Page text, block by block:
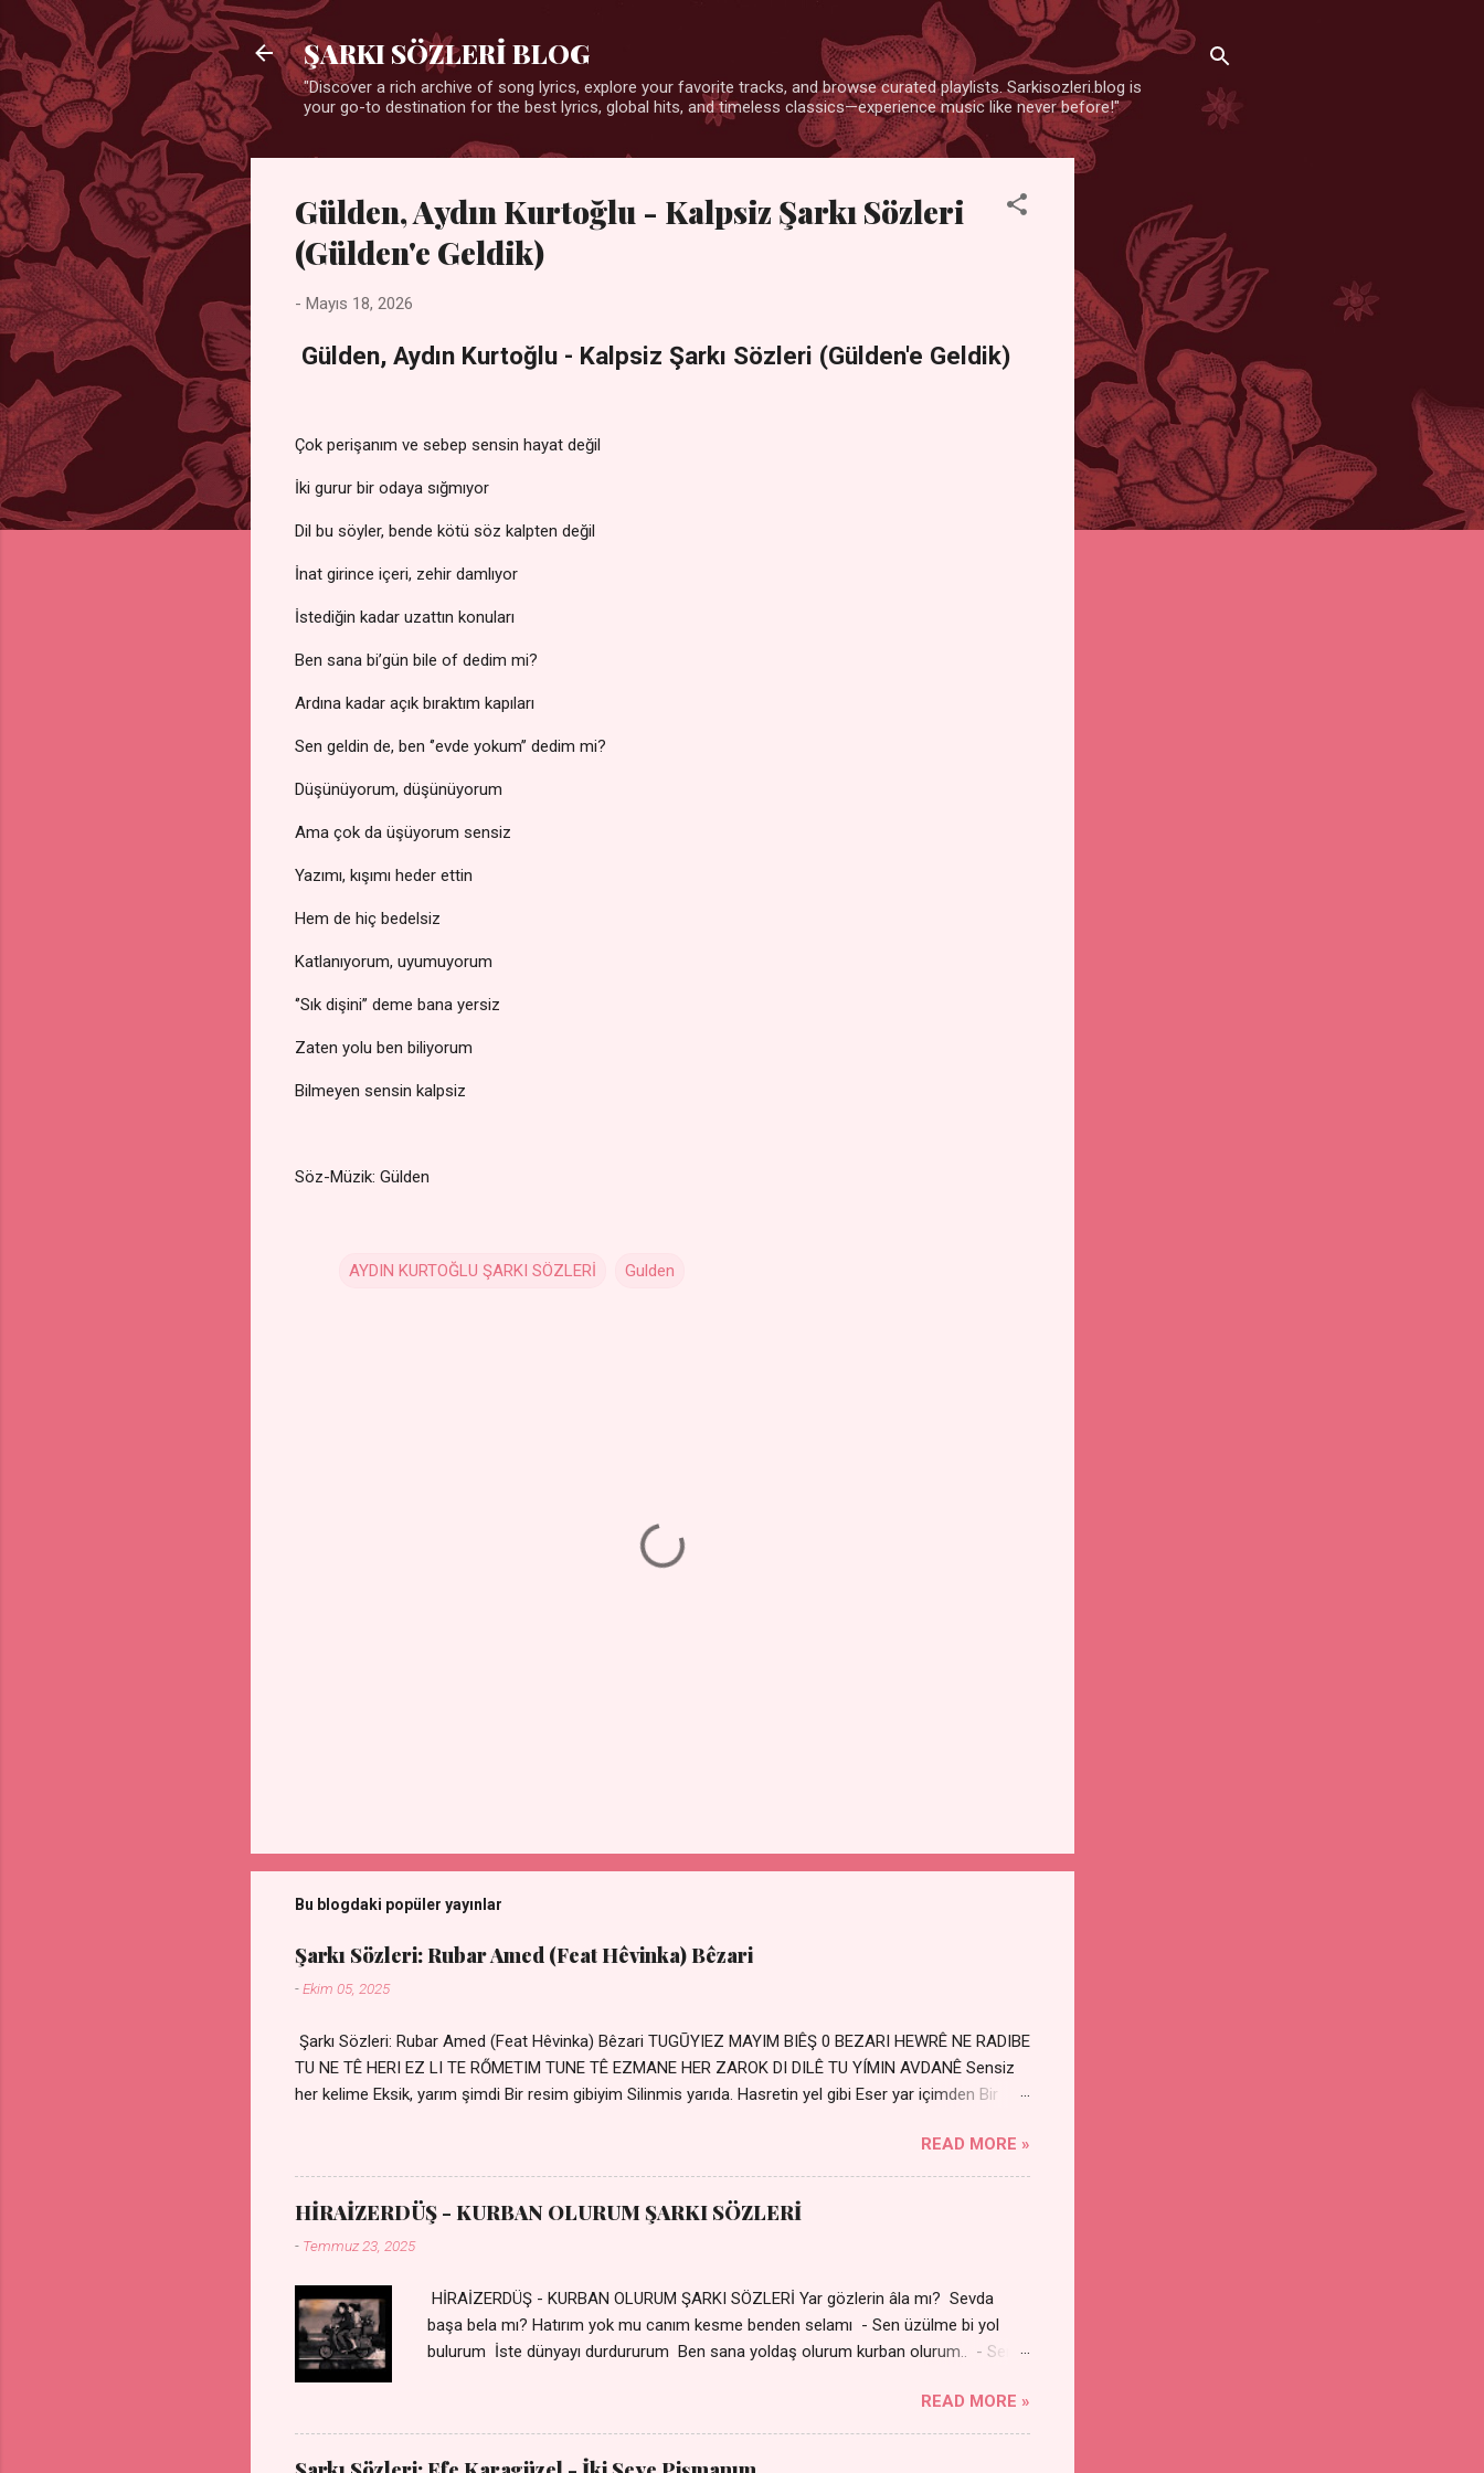
ŞARKI SÖZLERİ BLOG
"Discover a rich archive of song lyrics, explore your favorite tracks, and browse curated playlists. Sarkisozleri.blog is
your go-to destination for the best lyrics, global hits, and timeless classics—experience music like never before!"
Gülden, Aydın Kurtoğlu - Kalpsiz Şarkı Sözleri
(Gülden'e Geldik)
- Mayıs 18, 2026
Gülden, Aydın Kurtoğlu - Kalpsiz Şarkı Sözleri (Gülden'e Geldik)
Çok perişanım ve sebep sensin hayat değil
İki gurur bir odaya sığmıyor
Dil bu söyler, bende kötü söz kalpten değil
İnat girince içeri, zehir damlıyor
İstediğin kadar uzattın konuları
Ben sana bi’gün bile of dedim mi?
Ardına kadar açık bıraktım kapıları
Sen geldin de, ben ‘’evde yokum’’ dedim mi?
Düşünüyorum, düşünüyorum
Ama çok da üşüyorum sensiz
Yazımı, kışımı heder ettin
Hem de hiç bedelsiz
Katlanıyorum, uyumuyorum
‘’Sık dişini’’ deme bana yersiz
Zaten yolu ben biliyorum
Bilmeyen sensin kalpsiz
Söz-Müzik: Gülden
AYDIN KURTOĞLU ŞARKI SÖZLERİ Gulden
Bu blogdaki popüler yayınlar
Şarkı Sözleri: Rubar Amed (Feat Hêvinka) Bêzari
-Ekim 05, 2025
Şarkı Sözleri: Rubar Amed (Feat Hêvinka) Bêzari TUGŪYIEZ MAYIM BIÊŞ 0 BEZARI HEWRÊ NE RADIBE
TU NE TÊ HERI EZ LI TE RŐMETIM TUNE TÊ EZMANE HER ZAROK DI DILÊ TU YÍMIN AVDANÊ Sensiz
her kelime Eksik, yarım şimdi Bir resim gibiyim Silinmis yarıda. Hasretin yel gibi Eser yar içimden Bir
durmuyor Tu yi bihare min Ez ji payizim Li dile şevên min Teng e nefes im Adını sayıklar
Uykusuz geceler Sensiz her sabahım Sessiz ve kederli
READ MORE »
HİRAİZERDÜŞ - KURBAN OLURUM ŞARKI SÖZLERİ
- Temmuz 23, 2025
HİRAİZERDÜŞ - KURBAN OLURUM ŞARKI SÖZLERİ Yar gözlerin âla mı? Sevda
başa bela mı? Hatırım yok mu canım kesme benden selamı - Sen üzülme bi yol
bulurum İste dünyayı durdururum Ben sana yoldaş olurum kurban olurum.. - Sen
olurum Can canım cananım Yar gözlerin kara mı? Şu cefalar reva mı? Herkes
sevdiğin almış Sen de bana varman mı? - Sen üzülme bi yol bulurum İste dünyayı
durdururum Ben sana yoldaş olurum kurban olurum.. - Sen gülümse bi yol
READ MORE »